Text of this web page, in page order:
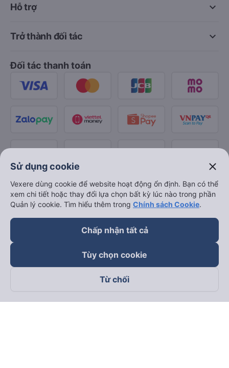
keyboard_arrow_down
Hỗ trợ
keyboard_arrow_down
Trở thành đối tác
Đối tác thanh toán
Theo dõi chúng tôi trên
Sử dụng cookie close
Vexere dùng cookie để website hoạt động ổn định. Bạn có thể
xem chi tiết hoặc thay đổi lựa chọn bất kỳ lúc nào trong phần
Quản lý cookie. Tìm hiểu thêm trong Chính sách Cookie.
Chấp nhận tất cả
Tùy chọn cookie
Từ chối